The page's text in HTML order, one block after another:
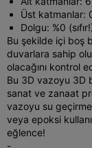
Üst katmanlar:
Dolgu: %0
Bu şekilde içi boş
duvarlara sahip
olacağını kontrol
Bu 3D vazoyu 3D
sanat ve zanaat
vazoyu su
veya epoksi
eğlence!
-